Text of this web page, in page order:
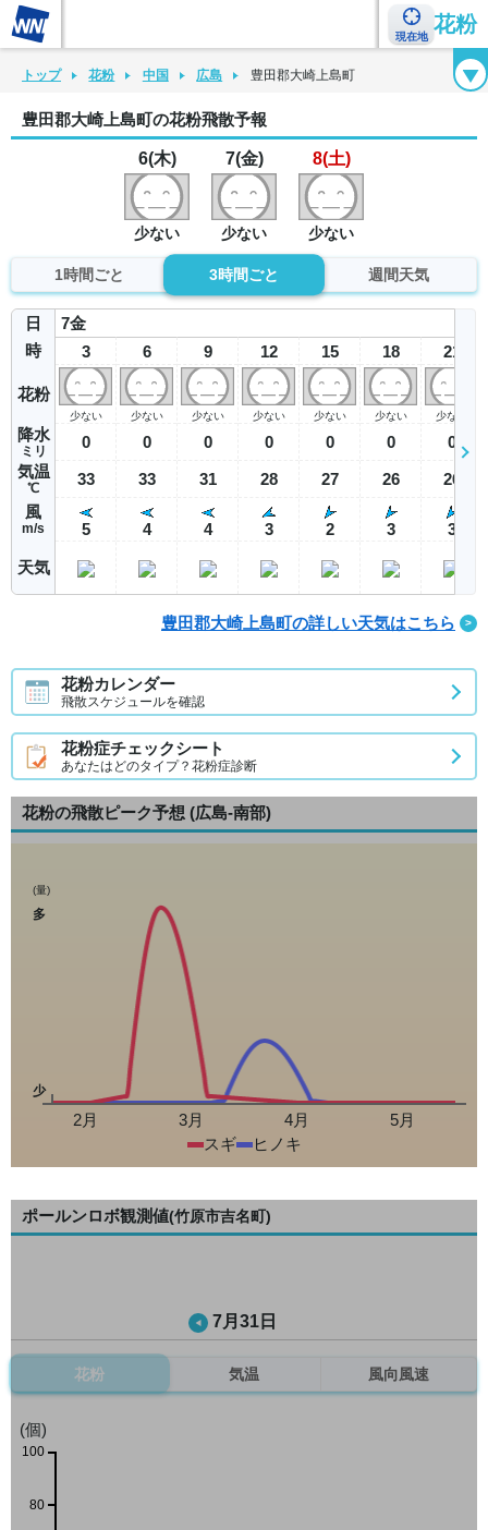
現在地
花粉
花粉カレンダー 花粉図鑑 花粉症チェックシート 花粉症ハンドブック
トップ 花粉 中国 広島 豊田郡大崎上島町
豊田郡大崎上島町の花粉飛散予報
6(木)
少ない
7(金)
少ない
8(土)
少ない
1時間ごと 3時間ごと 週間天気
日
時
花粉
降水
ミリ
気温
℃
風
m/s
天気
7金
3
少ない
0
33
5
6
少ない
0
33
4
9
少ない
0
31
4
12
少ない
0
28
3
15
少ない
0
27
2
18
少ない
0
26
3
21
少ない
0
26
3
豊田郡大崎上島町の詳しい天気はこちら
花粉カレンダー
飛散スケジュールを確認
花粉症チェックシート
あなたはどのタイプ？花粉症診断
花粉の飛散ピーク予想 (広島-南部)
(量)
多
少
2月 3月 4月
5月
スギ
ヒノキ
ポールンロボ観測値(竹原市吉名町)
7月31日
花粉 気温 風向風速
(個)
80
100